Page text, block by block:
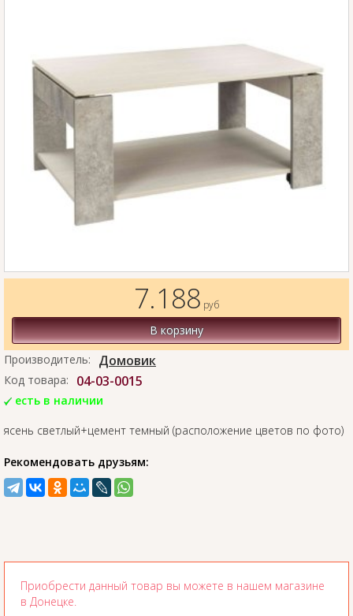
7.188 руб
В корзину
Производитель:
Домовик
Код товара: 04-03-0015
есть в наличии
ясень светлый+цемент темный (расположение цветов по фото)
Рекомендовать друзьям:
Приобрести данный товар вы можете в нашем магазине
в Донецке.